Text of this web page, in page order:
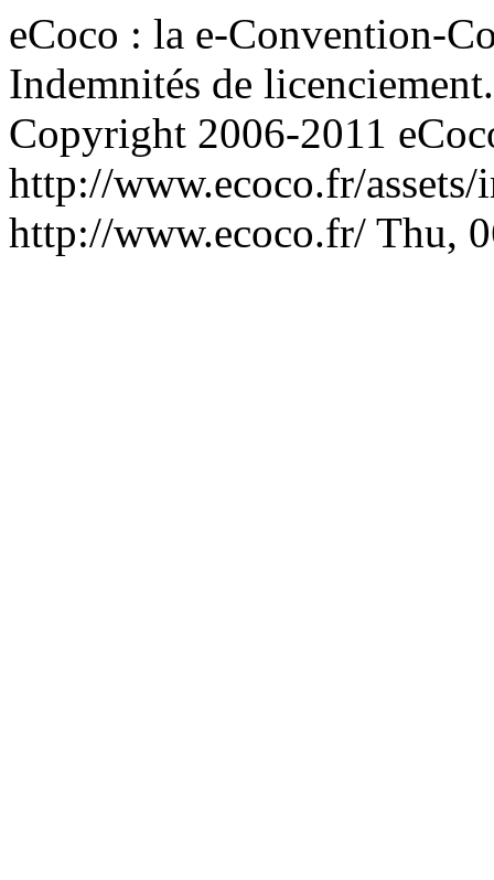
eCoco : la e-Convention-
Indemnités de
Copyright 2006-2011
http://www.ecoco.fr/
http://www.ecoco.fr/ Thu,